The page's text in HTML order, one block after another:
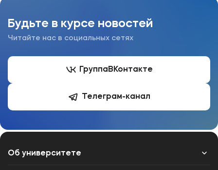
Будьте в курсе новостей
Читайте нас в социальных сетях
Группа ВКонтакте
Телеграм-канал
Об университете